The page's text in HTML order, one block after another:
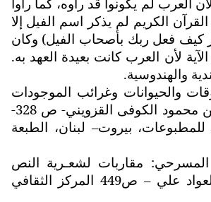
الكريم لم يذكر اسم الفيل إلا
كيف فعل ربك بأصحاب الفيل) وكان
لأن العرب كانت بعيدة العهد به.
والهندوسية.
والحيوانات وغرائب الموجودات
لزكريا بن محمد بن محمود الكوفى القزويني- ص 328-
بيروت– لبنان، الطبعة
المسرحي: مقاربات لشعـرية النص
والعرض والنقد: لعواد علي – ص449 المركز الثقافي